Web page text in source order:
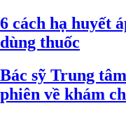
6 cách hạ huyết
dùng thuốc
Bác sỹ Trung
phiên về khám